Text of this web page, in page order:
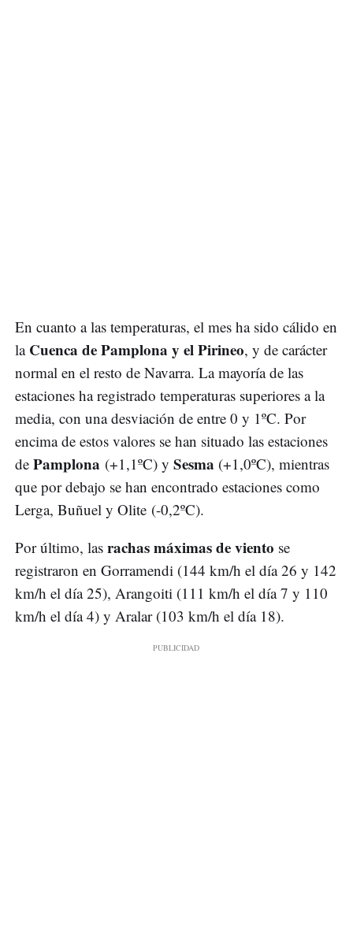
En cuanto a las temperaturas, el mes ha sido cálido en
la Cuenca de Pamplona y el Pirineo, y de carácter
normal en el resto de Navarra. La mayoría de las
estaciones ha registrado temperaturas superiores a la
media, con una desviación de entre 0 y 1ºC. Por
encima de estos valores se han situado las estaciones
de Pamplona (+1,1ºC) y Sesma (+1,0ºC), mientras
que por debajo se han encontrado estaciones como
Lerga, Buñuel y Olite (-0,2ºC).
Por último, las rachas máximas de viento se
registraron en Gorramendi (144 km/h el día 26 y 142
km/h el día 25), Arangoiti (111 km/h el día 7 y 110
km/h el día 4) y Aralar (103 km/h el día 18).